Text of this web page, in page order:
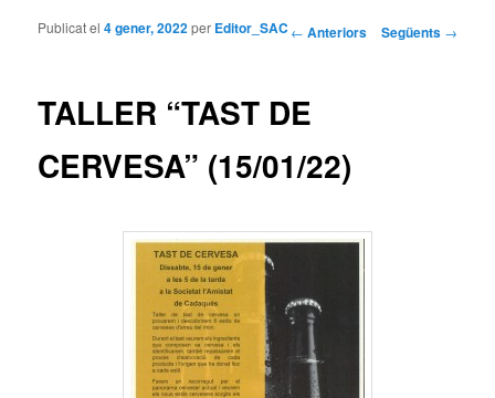
Navegació per les
← Anteriors Següents →
TALLER “TAST DE
CERVESA” (15/01/22)
Publicat el4 gener, 2022per Editor_SAC